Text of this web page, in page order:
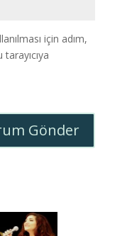
için adım,